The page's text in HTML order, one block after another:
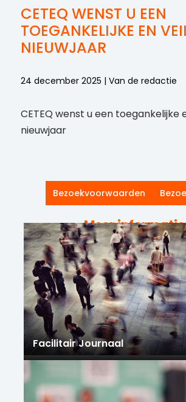
CETEQ WENST U EEN
TOEGANKELIJKE EN
NIEUWJAAR
24 december 2025 | Van de redactie
CETEQ wenst u een toegankelijke
nieuwjaar
Bezoekvoorwaarden
Meer
Facilitair Journaal